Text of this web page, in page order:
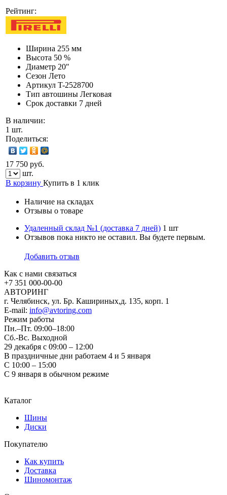
Рейтинг:
Ширина 255 мм
Высота 50 %
Диаметр 20″
Сезон Лето
Артикул T-2528700
Тип автошины Легковая
Срок доставки 7 дней
В наличии:
1 шт.
Поделиться:
17 750 руб.
шт.
В корзину Купить в 1 клик
Наличие на складах
Отзывы о товаре
Удаленный склад №1 (доставка 7 дней) 1 шт
Отзывов пока никто не оставил. Вы будете первым.
Добавить отзыв
Как с нами связаться
+7 351 000-00-00
АВТОРИНГ
г. Челябинск, ул. Бр. Кашириных,д. 135, корп. 1
E-mail: info@avtoring.com
Режим работы
Пн.–Пт. 09:00–18:00
Сб.-Вс. Выходной
29 декабря с 09:00 – 12:00
В праздничные дни работаем 4 и 5 января
С 10:00 – 15:00
С 9 января в обычном режиме
Каталог
Шины
Диски
Покупателю
Как купить
Доставка
Шиномонтаж